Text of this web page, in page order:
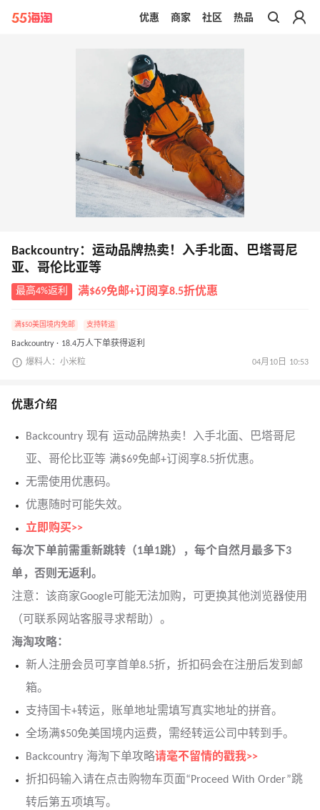
带你去官网买正品
优惠 商家 社区 热品
Backcountry：运动品牌热卖！入手北面、巴塔哥尼
亚、哥伦比亚等
最高4%返利 满$69免邮+订阅享8.5折优惠
满$50美国境内免邮 支持转运
Backcountry · 18.4万人下单获得返利
爆料人：小米粒 04月10日 10:53
优惠介绍
Backcountry 现有 运动品牌热卖！入手北面、巴塔哥尼
亚、哥伦比亚等 满$69免邮+订阅享8.5折优惠。
无需使用优惠码。
优惠随时可能失效。
立即购买>>
每次下单前需重新跳转（1单1跳），每个自然月最多下3
单，否则无返利。
注意：该商家Google可能无法加购，可更换其他浏览器使用
（可联系网站客服寻求帮助）。
海淘攻略：
新人注册会员可享首单8.5折，折扣码会在注册后发到邮
箱。
支持国卡+转运，账单地址需填写真实地址的拼音。
全场满$50免美国境内运费，需经转运公司中转到手。
Backcountry 海淘下单攻略请毫不留情的戳我>>
折扣码输入请在点击购物车页面“Proceed With Order”跳
转后第五项填写。